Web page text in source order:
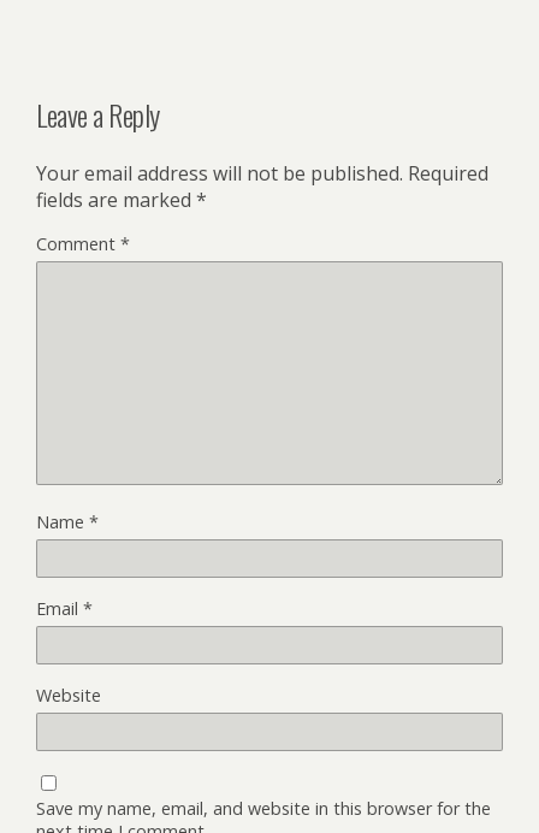
Leave a Reply
Your email address will not be published. Required
fields are marked *
Comment *
Name *
Email *
Website
Save my name, email, and website in this browser for the